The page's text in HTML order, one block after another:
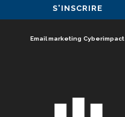
Email marketing Cyberimpact